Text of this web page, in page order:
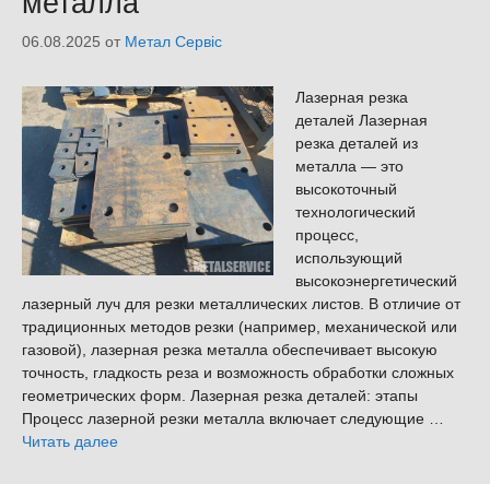
06.08.2025 от Метал Сервіс
Лазерная резка
деталей Лазерная
резка деталей из
металла — это
высокоточный
технологический
процесс,
использующий
высокоэнергетический
лазерный луч для резки металлических листов. В отличие от
традиционных методов резки (например, механической или
газовой), лазерная резка металла обеспечивает высокую
точность, гладкость реза и возможность обработки сложных
геометрических форм. Лазерная резка деталей: этапы
Процесс лазерной резки металла включает следующие …
Читать далее